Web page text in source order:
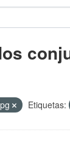
Etiquetas: